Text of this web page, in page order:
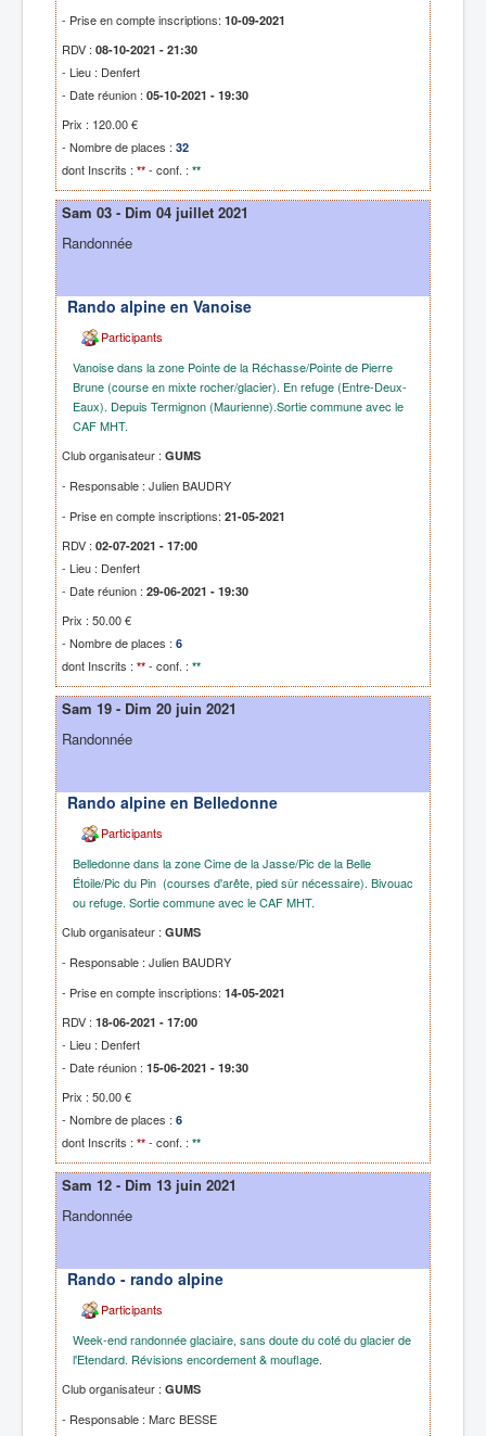
- Prise en compte inscriptions: 10-09-2021
RDV : 08-10-2021 - 21:30
- Lieu : Denfert
- Date réunion : 05-10-2021 - 19:30
Prix : 120.00 €
- Nombre de places : 32
dont Inscrits : ** - conf. : **
Sam 03 - Dim 04 juillet 2021
Randonnée
Rando alpine en Vanoise
Participants
Vanoise dans la zone Pointe de la Réchasse/Pointe de Pierre
Brune (course en mixte rocher/glacier). En refuge (Entre-Deux-
Eaux). Depuis Termignon (Maurienne).Sortie commune avec le
CAF MHT.
Club organisateur : GUMS
- Responsable : Julien BAUDRY
- Prise en compte inscriptions: 21-05-2021
RDV : 02-07-2021 - 17:00
- Lieu : Denfert
- Date réunion : 29-06-2021 - 19:30
Prix : 50.00 €
- Nombre de places : 6
dont Inscrits : ** - conf. : **
Sam 19 - Dim 20 juin 2021
Randonnée
Rando alpine en Belledonne
Participants
Belledonne dans la zone Cime de la Jasse/Pic de la Belle
Étoile/Pic du Pin (courses d'arête, pied sûr nécessaire). Bivouac
ou refuge. Sortie commune avec le CAF MHT.
Club organisateur : GUMS
- Responsable : Julien BAUDRY
- Prise en compte inscriptions: 14-05-2021
RDV : 18-06-2021 - 17:00
- Lieu : Denfert
- Date réunion : 15-06-2021 - 19:30
Prix : 50.00 €
- Nombre de places : 6
dont Inscrits : ** - conf. : **
Sam 12 - Dim 13 juin 2021
Randonnée
Rando - rando alpine
Participants
Week-end randonnée glaciaire, sans doute du coté du glacier de
l'Etendard. Révisions encordement & mouflage.
Club organisateur : GUMS
- Responsable : Marc BESSE